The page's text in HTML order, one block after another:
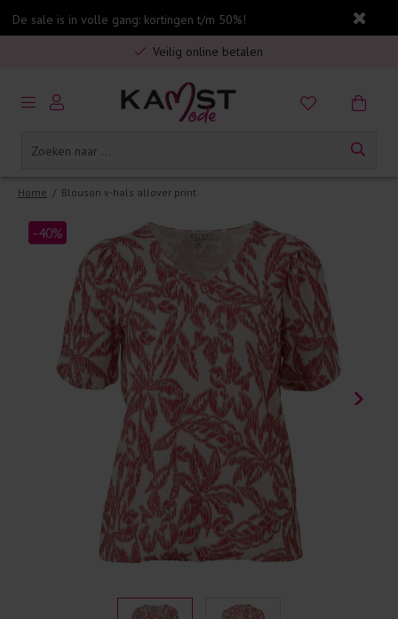
De sale is in volle gang: kortingen t/m 50%!
Gratis verzending in Nederland vanaf €75,-
Veilig online betalen
5% spaarbonus op jouw aankoop
Gratis verzending in Nederland vanaf €75,-
Home / Blouson v-hals allover print
-40%